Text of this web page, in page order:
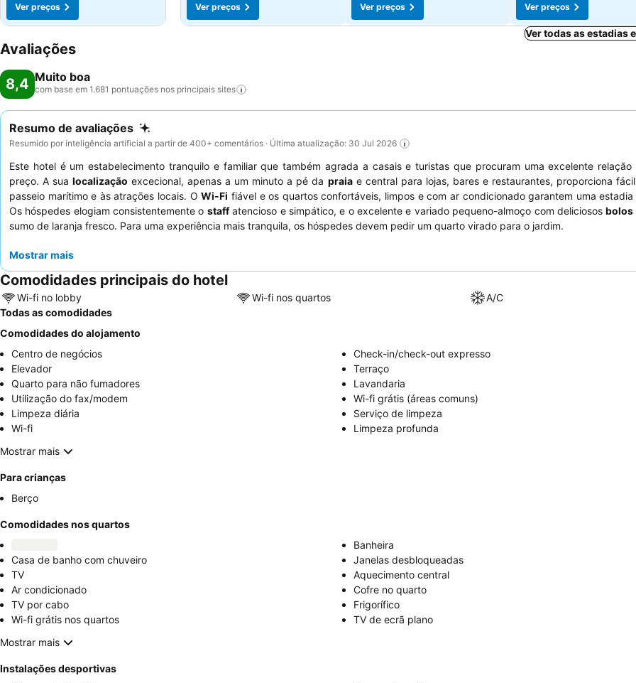
Ver preços
Ver preços
Ver preços
Ver preços
Ver todas as estadias
Avaliações
8,4 Muito boa
com base em 1.681 pontuações nos principais sites
Resumo de avaliações
Resumido por inteligência artificial a partir de 400+ comentários · Última atualização: 30 Jul 2026
Este hotel é um estabelecimento tranquilo e familiar que também agrada a casais e turistas que procuram uma excelente relação
preço. A sualocalização excecional, apenas a um minuto a pé da praiae central para lojas, bares e restaurantes, proporciona
passeio marítimo e às atrações locais. OWi-Fi fiável e os quartos confortáveis, limpos e com ar condicionado garantem uma
Os hóspedes elogiam consistentemente o staffatencioso e simpático, e o excelente e variado pequeno-almoço com deliciososbolos
sumo de laranja fresco. Para uma experiência mais tranquila, os hóspedes devem pedir um quarto virado para o jardim.
Mostrar mais
Comodidades principais do hotel
Wi-fi no lobby Wi-fi nos quartos
A/C
Todas as comodidades
Comodidades do alojamento
Centro de negócios
Check-in/check-out expresso
Elevador
Terraço
Quarto para não fumadores
Lavandaria
Utilização do fax/modem
Wi-fi grátis (áreas comuns)
Limpeza diária
Serviço de limpeza
Wi-fi
Limpeza profunda
Mostrar mais
Para crianças
Berço
Comodidades nos quartos
Banheira
Casa de banho com chuveiro
Janelas desbloqueadas
TV
Aquecimento central
Ar condicionado
Cofre no quarto
TV por cabo
Frigorífico
Wi-fi grátis nos quartos
TV de ecrã plano
Mostrar mais
Instalações desportivas